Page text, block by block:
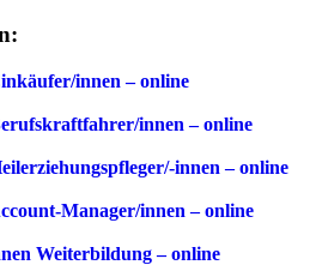
innen – online
innen – online
innen – online
Manager/innen – online
Weiterbildung – online